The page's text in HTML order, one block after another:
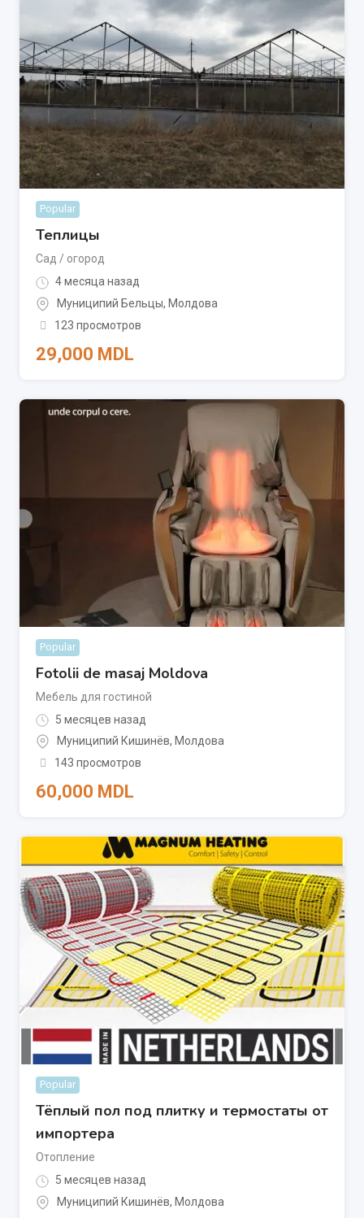
Popular
Теплицы
Сад / огород
4 месяца назад
Муниципий Бельцы, Молдова
123 просмотров
29,000 MDL
Popular
Fotolii de masaj Moldova
Мебель для гостиной
5 месяцев назад
Муниципий Кишинёв, Молдова
143 просмотров
60,000 MDL
Popular
Тёплый пол под плитку и термостаты от
импортера
Отопление
5 месяцев назад
Муниципий Кишинёв, Молдова